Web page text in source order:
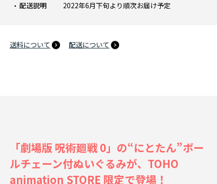
配送説明
2022年6月下旬より順次お届け予定
送料について 配送について
「劇場版 呪術廻戦 0」の“にとたん”ボー
ルチェーン付ぬいぐるみが、TOHO
animation STORE 限定で登場！